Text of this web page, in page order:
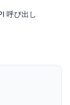
呼び出し